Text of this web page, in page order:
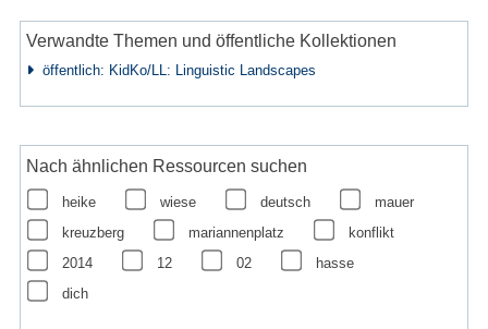
Verwandte Themen und öffentliche Kollektionen
öffentlich: KidKo/LL: Linguistic Landscapes
Nach ähnlichen Ressourcen suchen
heike wiese deutsch
mauer
kreuzberg
mariannenplatz
konflikt
2014
12 02
hasse
dich